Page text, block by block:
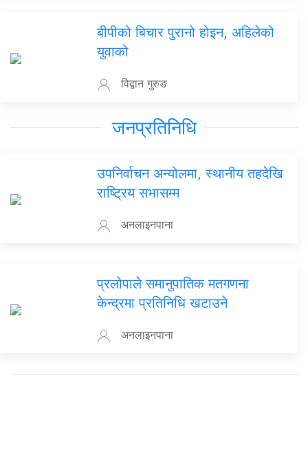
बीपीको बिचार पुरानो होइन, अहिलेको
युवाको
विद्वान गुरुङ
जनप्रतिनिधि
उपनिर्वाचन अन्योलमा, स्थानीय तहदेखि
राष्ट्रिय सभासम्म
अनलाइनपाना
प्रलोपाले समानुपातिक मतगणना
केन्द्रमा प्रतिनिधि खटाउने
अनलाइनपाना